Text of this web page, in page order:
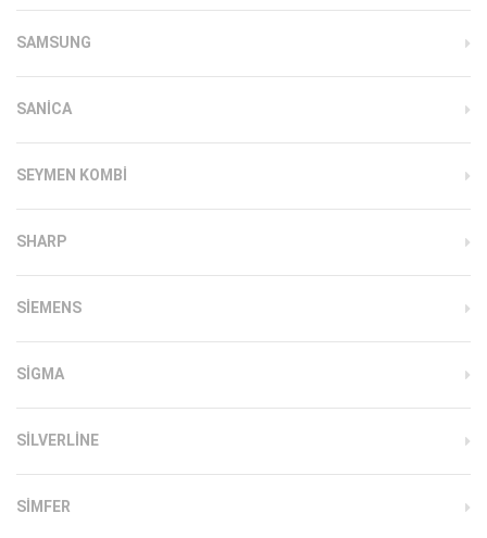
SAMSUNG
SANICA
SEYMEN KOMBI
SHARP
SIEMENS
SIGMA
SILVERLINE
SIMFER